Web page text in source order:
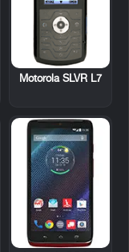
Motorola SLVR L7